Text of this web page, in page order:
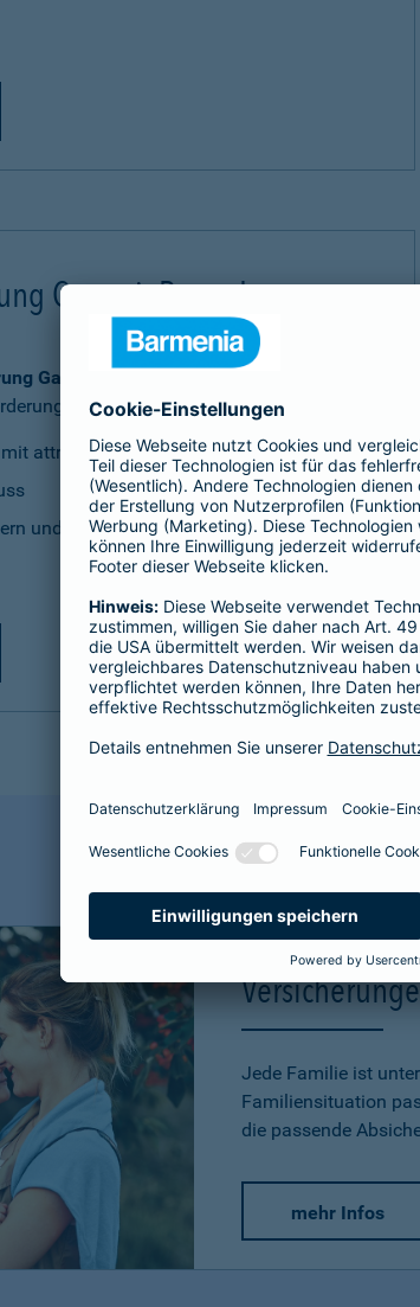
GarantieRente Invest
GarantieRente Invest
sicher und umfangreich auf.
attraktiver Renditechance
und Sozialabgaben
Jede Familie ist
Familiensituation
die passende
mehr Infos